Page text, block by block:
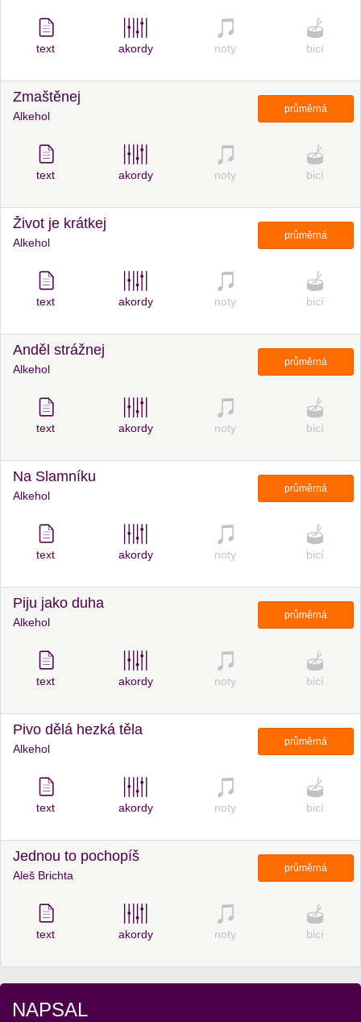
text akordy noty bicí
Zmaštěnej
Alkehol
průměrná
text akordy noty bicí
Život je krátkej
Alkehol
průměrná
text akordy noty bicí
Anděl strážnej
Alkehol
průměrná
text akordy noty bicí
Na Slamníku
Alkehol
průměrná
text akordy noty bicí
Piju jako duha
Alkehol
průměrná
text akordy noty bicí
Pivo dělá hezká těla
Alkehol
průměrná
text akordy noty bicí
Jednou to pochopíš
Aleš Brichta
průměrná
text akordy noty bicí
NAPSAL